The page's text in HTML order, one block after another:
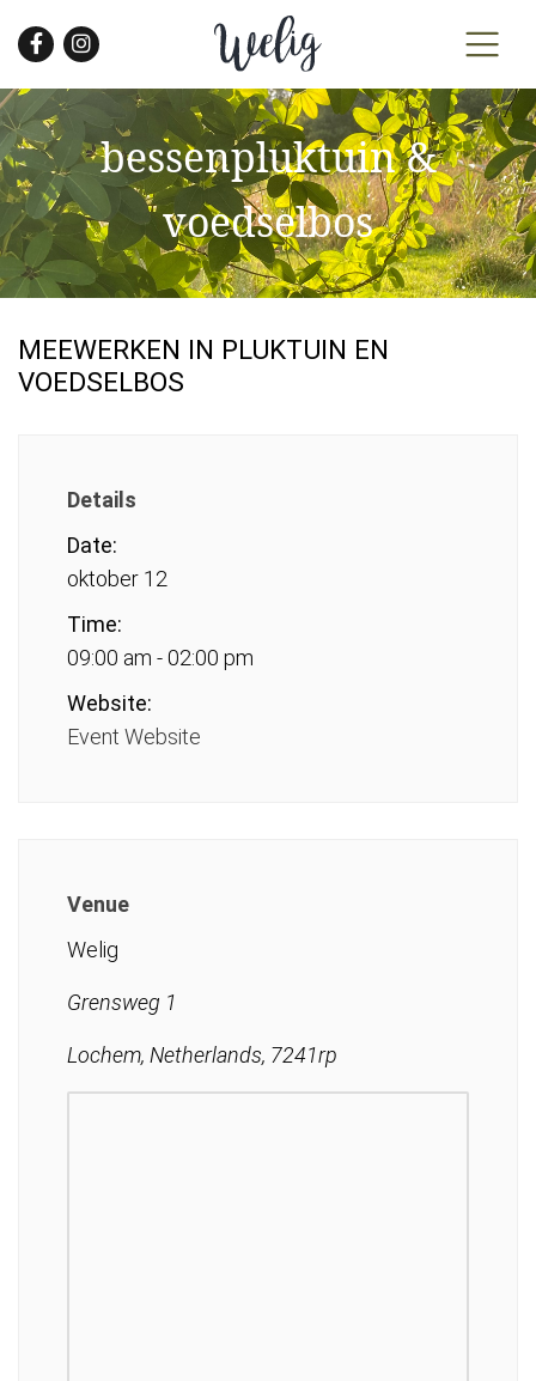
content
bessenpluktuin &
voedselbos
MEEWERKEN IN PLUKTUIN EN
VOEDSELBOS
Details
Date:
oktober 12
Time:
09:00 am - 02:00 pm
Website:
Event Website
Venue
Welig
Grensweg 1
Lochem, Netherlands, 7241rp